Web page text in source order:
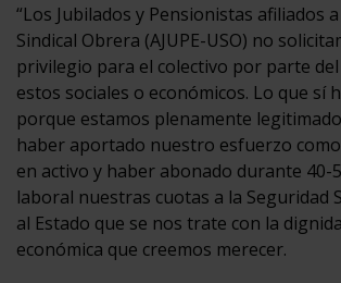
“Los Jubilados y Pensionistas afiliados
Sindical Obrera (AJUPE-USO) no
privilegio para el colectivo por parte del
estos sociales o económicos. Lo que sí
porque estamos plenamente
haber aportado nuestro esfuerzo
en activo y haber abonado durante 40-
laboral nuestras cuotas a la Seguridad
al Estado que se nos trate con la
económica que creemos merecer.